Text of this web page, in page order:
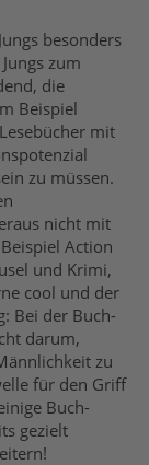
besonders
zum
die
Beispiel
mit
zu müssen.
nicht mit
Action
und Krimi,
cool und der
Bei der Buch-
darum,
zu
für den Griff
Buch-
gezielt